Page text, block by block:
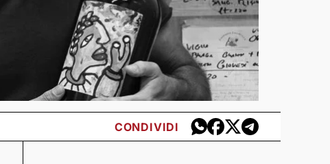
CONDIVIDI